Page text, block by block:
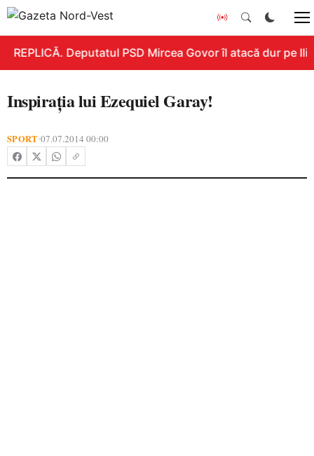
REPLICĂ. Deputatul PSD Mircea Govor îl atacă dur pe
Inspiraţia lui Ezequiel Garay!
SPORT•07.07.2014 00:00